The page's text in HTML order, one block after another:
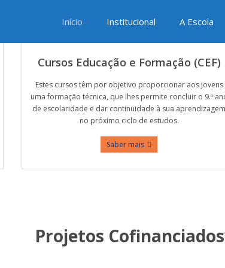
Início Institucional A Escola
Cursos Educação e Formação (CEF)
Estes cursos têm por objetivo proporcionar aos jovens
uma formação técnica, que lhes permite concluir o 9.º
de escolaridade e dar continuidade à sua aprendizagem
no próximo ciclo de estudos.
Saber mais
Projetos Cofinanciados